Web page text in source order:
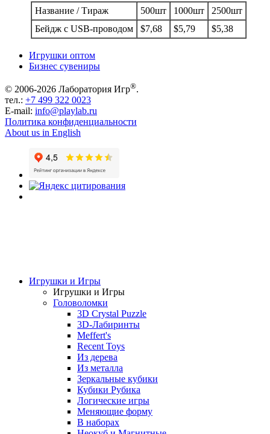
Название / Тираж
500шт 1000шт
2500шт
Бейдж с USB-проводом
$7,68 $5,79 $5,38
Игрушки оптом
Бизнес сувениры
© 2006-2026 Лаборатория Игр®.
тел.: +7 499 322 0023
E-mail: info@playlab.ru
Политика конфиденциальности
About us in English
Игрушки и Игры
Игрушки и Игры
Головоломки
3D Crystal Puzzle
3D-Лабиринты
Meffert's
Recent Toys
Из дерева
Из металла
Зеркальные кубики
Кубики Рубика
Логические игры
Меняющие форму
В наборах